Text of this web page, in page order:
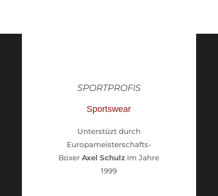
SPORTPROFIS
Sportswear
Unterstüzt durch
Europameisterschafts-
BoxerAxel Schulz im Jahre
1999